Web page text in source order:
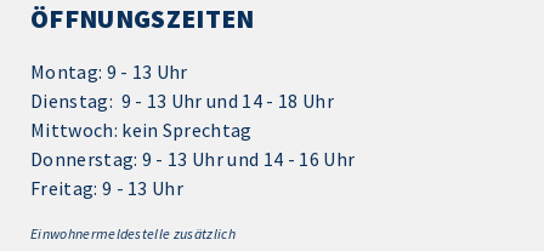
ÖFFNUNGSZEITEN
Montag: 9 - 13 Uhr
Dienstag: 9 - 13 Uhr und 14 - 18 Uhr
Mittwoch: kein Sprechtag
Donnerstag: 9 - 13 Uhr und 14 - 16 Uhr
Freitag: 9 - 13 Uhr
Einwohnermeldestelle zusätzlich